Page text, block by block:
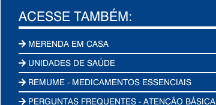
ACESSE TAMBÉM:
MERENDA EM CASA
UNIDADES DE SAÚDE
REMUME - MEDICAMENTOS ESSENCIAIS
PERGUNTAS FREQUENTES - ATENÇÃO BÁSICA